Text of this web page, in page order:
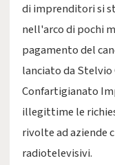
di imprenditori si
nell'arco di pochi
pagamento del
lanciato da
Confartigianato
illegittime le
rivolte ad aziende
radiotelevisivi.